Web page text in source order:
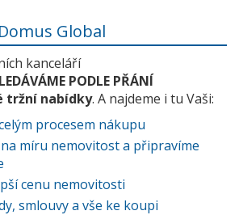
Global
kanceláří
PODLE PŘÁNÍ
tržní nabídky. A najdeme i tu Vaši:
procesem nákupu
míru nemovitost a připravíme
cenu nemovitosti
smlouvy a vše ke koupi